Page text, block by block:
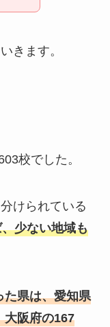
きます。
校でした。
けられている
少ない地域も
た県は、愛知県
大阪府の167